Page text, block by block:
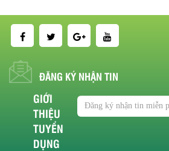
ĐĂNG KÝ NHẬN TIN
GIỚI
THIỆU
TUYỂN
DỤNG